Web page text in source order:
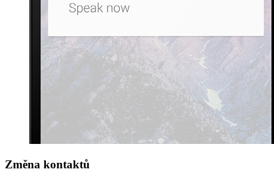
Změna kontaktů